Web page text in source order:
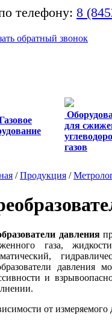
телефону: 8
обратный звонок
для
газов
/Продукция /
давления
газа,
давления
и
от измеряемого